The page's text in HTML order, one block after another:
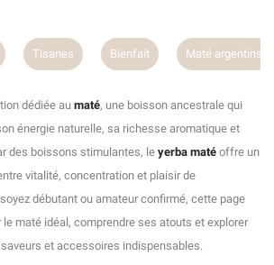
Bienfait Maté argentins Maté
dédiée au maté, une boisson ancestrale qui
énergie naturelle, sa richesse aromatique et
des boissons stimulantes, le yerba maté offre un
vitalité, concentration et plaisir de
débutant ou amateur confirmé, cette page
maté idéal, comprendre ses atouts et explorer
et accessoires indispensables.